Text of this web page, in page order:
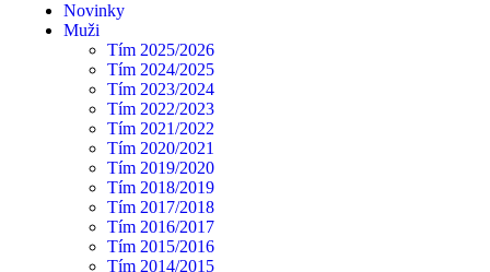
Novinky
Muži
Tím 2025/2026
Tím 2024/2025
Tím 2023/2024
Tím 2022/2023
Tím 2021/2022
Tím 2020/2021
Tím 2019/2020
Tím 2018/2019
Tím 2017/2018
Tím 2016/2017
Tím 2015/2016
Tím 2014/2015